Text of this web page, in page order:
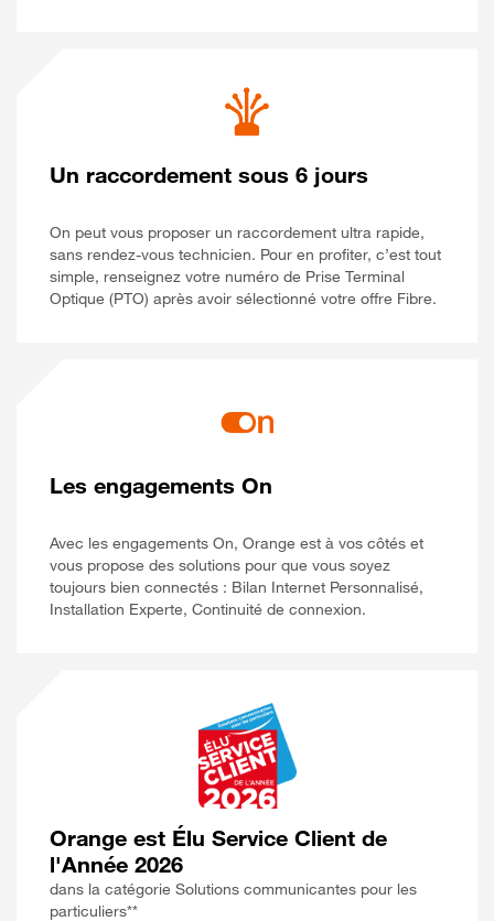
Un raccordement sous 6 jours
On peut vous proposer un raccordement ultra rapide,
sans rendez-vous technicien. Pour en profiter, c’est tout
simple, renseignez votre numéro de Prise Terminal
Optique (PTO) après avoir sélectionné votre offre Fibre.
Les engagements On
Avec les engagements On, Orange est à vos côtés et
vous propose des solutions pour que vous soyez
toujours bien connectés : Bilan Internet Personnalisé,
Installation Experte, Continuité de connexion.
Orange est Élu Service Client de
l'Année 2026
dans la catégorie Solutions communicantes pour les
particuliers**